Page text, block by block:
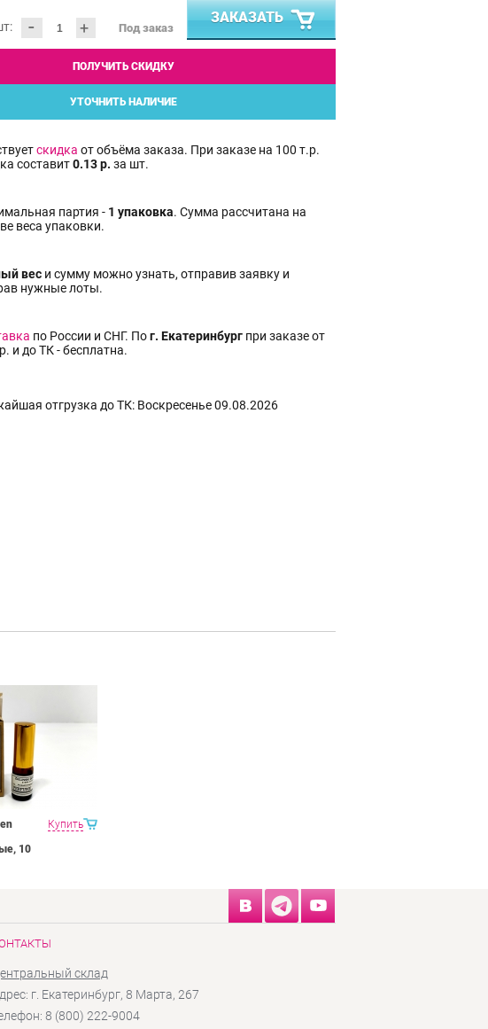
- + Под заказ
ЗАКАЗАТЬ
ПОЛУЧИТЬ СКИДКУ
УТОЧНИТЬ НАЛИЧИЕ
скидка от объёма заказа. При заказе на 100 т.р.
составит0.13 р. за шт.
партия - 1 упаковка. Сумма рассчитана на
веса упаковки.
вес и сумму можно узнать, отправив заявку и
нужные лоты.
по России и СНГ. Пог. Екатеринбург при заказе от
и до ТК - бесплатна.
отгрузка до ТК: Воскресенье 09.08.2026
Купить
10
склад
г. Екатеринбург, 8 Марта, 267
8 (800) 222-9004